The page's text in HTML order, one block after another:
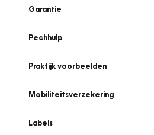
Garantie
Pechhulp
Praktijk voorbeelden
Mobiliteitsverzekering
Labels